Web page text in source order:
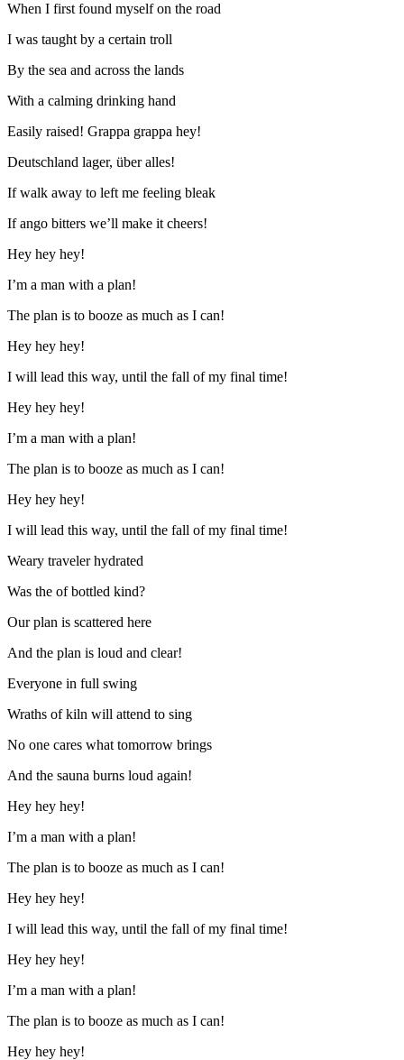
When I first found myself on the road
I was taught by a certain troll
By the sea and across the lands
With a calming drinking hand
Easily raised! Grappa grappa hey!
Deutschland lager, über alles!
If walk away to left me feeling bleak
If ango bitters we’ll make it cheers!
Hey hey hey!
I’m a man with a plan!
The plan is to booze as much as I can!
Hey hey hey!
I will lead this way, until the fall of my final time!
Hey hey hey!
I’m a man with a plan!
The plan is to booze as much as I can!
Hey hey hey!
I will lead this way, until the fall of my final time!
Weary traveler hydrated
Was the of bottled kind?
Our plan is scattered here
And the plan is loud and clear!
Everyone in full swing
Wraths of kiln will attend to sing
No one cares what tomorrow brings
And the sauna burns loud again!
Hey hey hey!
I’m a man with a plan!
The plan is to booze as much as I can!
Hey hey hey!
I will lead this way, until the fall of my final time!
Hey hey hey!
I’m a man with a plan!
The plan is to booze as much as I can!
Hey hey hey!